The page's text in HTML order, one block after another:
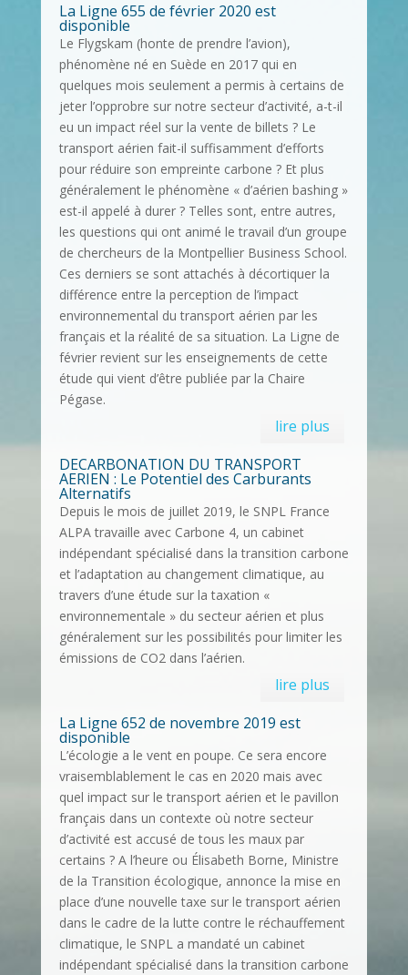
La Ligne 655 de février 2020 est
disponible
Le Flygskam (honte de prendre l’avion),
phénomène né en Suède en 2017 qui en
quelques mois seulement a permis à certains de
jeter l’opprobre sur notre secteur d’activité, a-t-il
eu un impact réel sur la vente de billets ? Le
transport aérien fait-il suffisamment d’efforts
pour réduire son empreinte carbone ? Et plus
généralement le phénomène « d’aérien bashing »
est-il appelé à durer ? Telles sont, entre autres,
les questions qui ont animé le travail d’un groupe
de chercheurs de la Montpellier Business School.
Ces derniers se sont attachés à décortiquer la
différence entre la perception de l’impact
environnemental du transport aérien par les
français et la réalité de sa situation. La Ligne de
février revient sur les enseignements de cette
étude qui vient d’être publiée par la Chaire
Pégase.
lire plus
DECARBONATION DU TRANSPORT
AERIEN : Le Potentiel des Carburants
Alternatifs
Depuis le mois de juillet 2019, le SNPL France
ALPA travaille avec Carbone 4, un cabinet
indépendant spécialisé dans la transition carbone
et l’adaptation au changement climatique, au
travers d’une étude sur la taxation «
environnementale » du secteur aérien et plus
généralement sur les possibilités pour limiter les
émissions de CO2 dans l’aérien.
lire plus
La Ligne 652 de novembre 2019 est
disponible
L’écologie a le vent en poupe. Ce sera encore
vraisemblablement le cas en 2020 mais avec
quel impact sur le transport aérien et le pavillon
français dans un contexte où notre secteur
d’activité est accusé de tous les maux par
certains ? A l’heure ou Élisabeth Borne, Ministre
de la Transition écologique, annonce la mise en
place d’une nouvelle taxe sur le transport aérien
dans le cadre de la lutte contre le réchauffement
climatique, le SNPL a mandaté un cabinet
indépendant spécialisé dans la transition carbone